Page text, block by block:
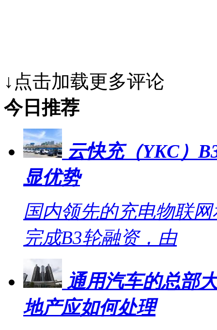
↓点击加载更多评论
今日推荐
云快充（YKC）
显优势
国内领先的充电物联
完成B3轮融资，由
通用汽车的总部
地产应如何处理